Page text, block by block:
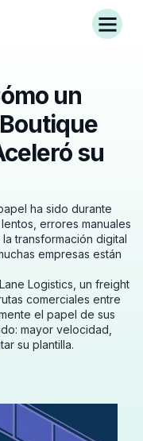
un
su
ha sido durante
errores manuales
transformación digital
empresas están
Logistics, un freight
comerciales entre
el papel de sus
mayor velocidad,
su plantilla.